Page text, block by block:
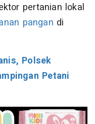
pertanian lokal
pangan di
Polsek
Petani